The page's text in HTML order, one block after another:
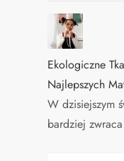
Ekologiczne
Najlepszych
W dzisiejszym
bardziej